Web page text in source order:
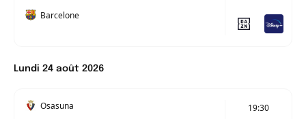
Barcelone
Lundi 24 août 2026
Osasuna
19:30